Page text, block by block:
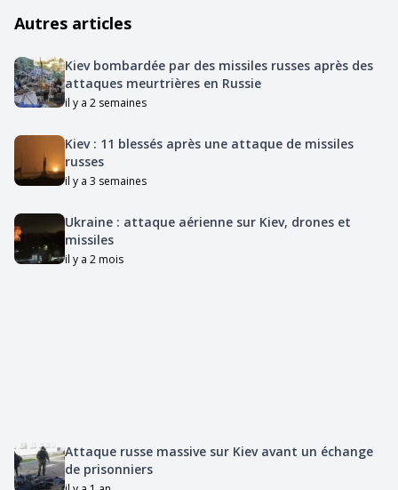
Autres articles
Kiev bombardée par des missiles russes après des
attaques meurtrières en Russie
il y a 2 semaines
Kiev : 11 blessés après une attaque de missiles
russes
il y a 3 semaines
Ukraine : attaque aérienne sur Kiev, drones et
missiles
il y a 2 mois
Attaque russe massive sur Kiev avant un échange
de prisonniers